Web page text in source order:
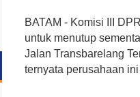
BATAM - Komisi III
untuk menutup
Jalan Transbarelang
ternyata perusahaan